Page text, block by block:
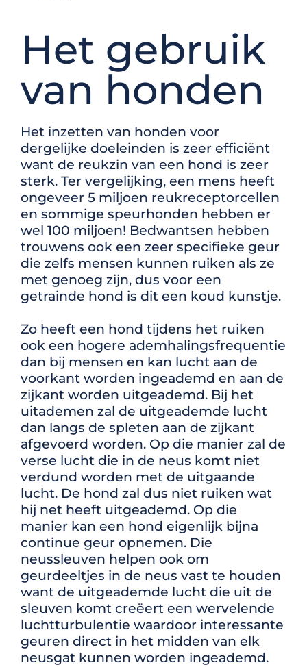
Het gebruik
van honden
Het inzetten van honden voor
dergelijke doeleinden is zeer efficiënt
want de reukzin van een hond is zeer
sterk. Ter vergelijking, een mens heeft
ongeveer 5 miljoen reukreceptorcellen
en sommige speurhonden hebben er
wel 100 miljoen! Bedwantsen hebben
trouwens ook een zeer specifieke geur
die zelfs mensen kunnen ruiken als ze
met genoeg zijn, dus voor een
getrainde hond is dit een koud kunstje.
Zo heeft een hond tijdens het ruiken
ook een hogere ademhalingsfrequentie
dan bij mensen en kan lucht aan de
voorkant worden ingeademd en aan de
zijkant worden uitgeademd. Bij het
uitademen zal de uitgeademde lucht
dan langs de spleten aan de zijkant
afgevoerd worden. Op die manier zal de
verse lucht die in de neus komt niet
verdund worden met de uitgaande
lucht. De hond zal dus niet ruiken wat
hij net heeft uitgeademd. Op die
manier kan een hond eigenlijk bijna
continue geur opnemen. Die
neussleuven helpen ook om
geurdeeltjes in de neus vast te houden
want de uitgeademde lucht die uit de
sleuven komt creëert een wervelende
luchtturbulentie waardoor interessante
geuren direct in het midden van elk
neusgat kunnen worden ingeademd.